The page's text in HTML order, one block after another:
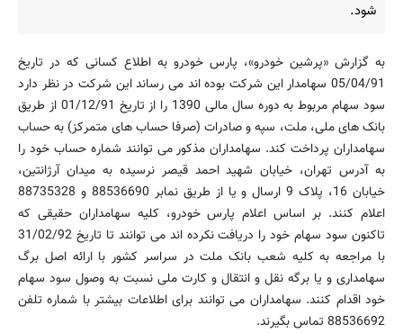
شود.
به گزارش «پرشین خودرو»، پارس خودرو به اطلاع کسانی که در تاریخ
05/04/91 سهامدار این شرکت بوده اند می رساند این شرکت در نظر دارد
سود سهام مربوط به دوره سال مالی 1390 را از تاریخ 01/12/91 از طریق
بانک های ملی، ملت، سپه و صادرات (صرفا حساب های متمرکز) به حساب
سهامداران پرداخت کند. سهامداران مذکور می توانند شماره حساب خود را
به آدرس تهران، خیابان شهید احمد قیصر نرسیده به میدان آرژانتین،
خیابان 16، پلاک 9 ارسال و یا از طریق نمابر 88536690 و 88735328
اعلام کنند. بر اساس اعلام پارس خودرو، کلیه سهامداران حقیقی که
تاکنون سود سهام خود را دریافت نکرده اند می توانند تا تاریخ 31/02/92
با مراجعه به کلیه شعب بانک ملت در سراسر کشور با ارائه اصل برگ
سهامداری و یا برگه نقل و انتقال و کارت ملی نسبت به وصول سود سهام
خود اقدام کنند. سهامداران می توانند برای اطلاعات بیشتر با شماره تلفن
88536692 تماس بگیرند.